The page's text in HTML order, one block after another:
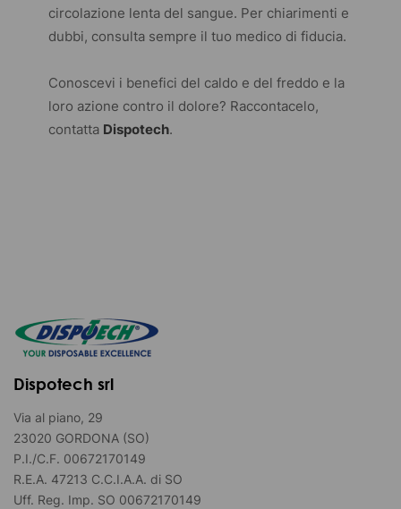
circolazione lenta del sangue. Per chiarimenti e
dubbi, consulta sempre il tuo medico di fiducia.
Conoscevi i benefici del caldo e del freddo e la
loro azione contro il dolore? Raccontacelo,
contatta Dispotech.
Dispotech srl
Via al piano, 29
23020 GORDONA (SO)
P.I./C.F. 00672170149
R.E.A. 47213 C.C.I.A.A. di SO
Uff. Reg. Imp. SO 00672170149